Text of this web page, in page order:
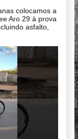
colocamos a
Aro 29 à prova
asfalto,